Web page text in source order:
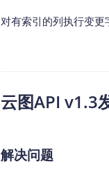
对有索引的列执行变
云图API v1.3
解决问题